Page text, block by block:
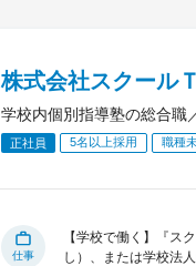
株式会社スクール
学校内個別指導塾の総合職
正社員 5名以上採用 職種
仕事
【学校で働く】『ス
し）、または学校法